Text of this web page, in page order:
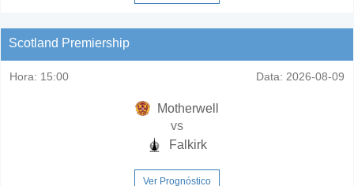
Scotland Premiership
Hora: 15:00 Data: 2026-08-09
Motherwell
vs
Falkirk
Ver Prognóstico